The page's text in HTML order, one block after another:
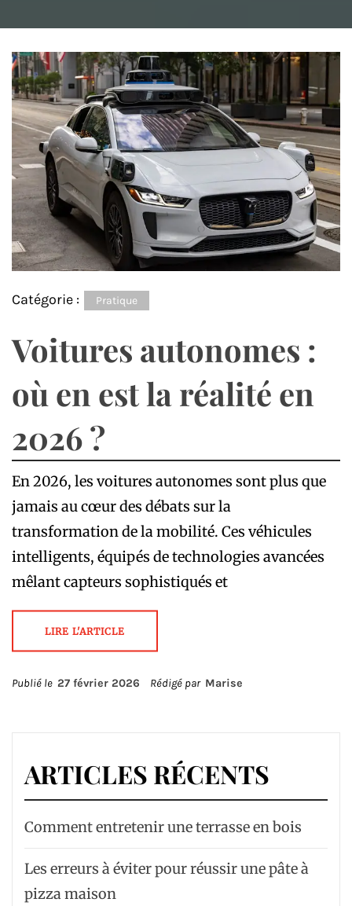
Catégorie : Pratique
Voitures autonomes :
où en est la réalité en
2026 ?
En 2026, les voitures autonomes sont plus que
jamais au cœur des débats sur la
transformation de la mobilité. Ces véhicules
intelligents, équipés de technologies avancées
mêlant capteurs sophistiqués et
LIRE L'ARTICLE
Publié le 27 février 2026 Rédigé par Marise
ARTICLES RÉCENTS
Comment entretenir une terrasse en bois
Les erreurs à éviter pour réussir une pâte à
pizza maison